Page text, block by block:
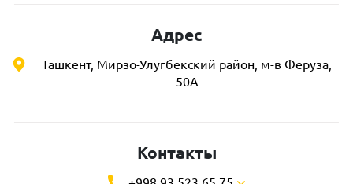
Адрес
Ташкент, Мирзо-Улугбекский район, м-в Феруза,
50А
Контакты